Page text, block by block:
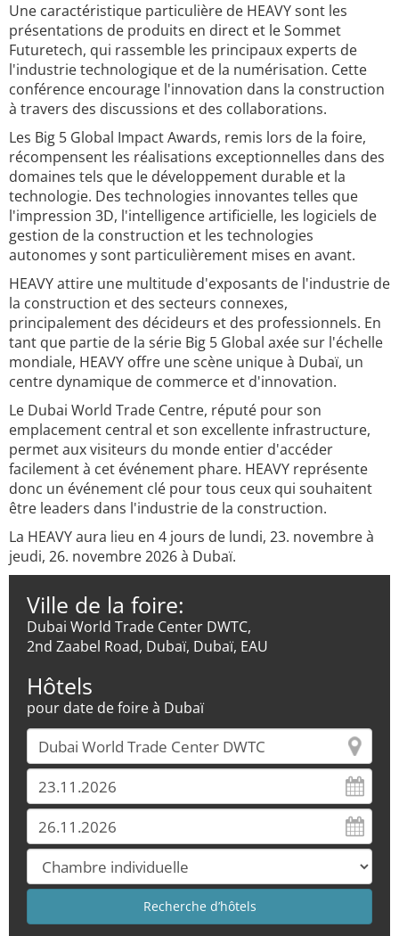
Une caractéristique particulière de HEAVY sont les
présentations de produits en direct et le Sommet
Futuretech, qui rassemble les principaux experts de
l'industrie technologique et de la numérisation. Cette
conférence encourage l'innovation dans la construction
à travers des discussions et des collaborations.
Les Big 5 Global Impact Awards, remis lors de la foire,
récompensent les réalisations exceptionnelles dans des
domaines tels que le développement durable et la
technologie. Des technologies innovantes telles que
l'impression 3D, l'intelligence artificielle, les logiciels de
gestion de la construction et les technologies
autonomes y sont particulièrement mises en avant.
HEAVY attire une multitude d'exposants de l'industrie de
la construction et des secteurs connexes,
principalement des décideurs et des professionnels. En
tant que partie de la série Big 5 Global axée sur l'échelle
mondiale, HEAVY offre une scène unique à Dubaï, un
centre dynamique de commerce et d'innovation.
Le Dubai World Trade Centre, réputé pour son
emplacement central et son excellente infrastructure,
permet aux visiteurs du monde entier d'accéder
facilement à cet événement phare. HEAVY représente
donc un événement clé pour tous ceux qui souhaitent
être leaders dans l'industrie de la construction.
La HEAVY aura lieu en 4 jours de lundi, 23. novembre à
jeudi, 26. novembre 2026 à Dubaï.
Ville de la foire:
Dubai World Trade Center DWTC,
2nd Zaabel Road, Dubaï, Dubaï, EAU
Hôtels
pour date de foire à Dubaï